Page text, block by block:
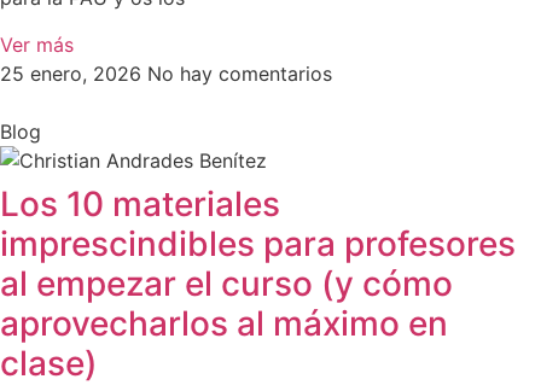
Ver más
25 enero, 2026 No hay comentarios
Blog
Los 10 materiales
imprescindibles para profesores
al empezar el curso (y cómo
aprovecharlos al máximo en
clase)